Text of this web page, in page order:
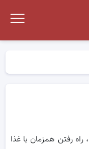
راه رفتن همزمان با غذا